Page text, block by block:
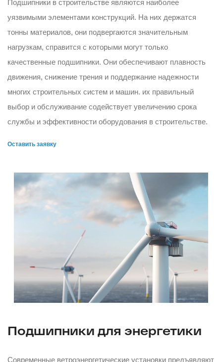
Подшипники в строительстве являются наиболее
уязвимыми элементами конструкций. На них держатся
тонны материалов, они подвергаются значительным
нагрузкам, справится с которыми могут только
качественные подшипники. Они обеспечивают плавность
движения, снижение трения и поддержание надежности
многих строительных систем и машин. их правильный
выбор и обслуживание содействует увеличению срока
службы и эффективности оборудования в строительстве.
Оставить заявку
Подшипники для энергетики
Современные ветроэнергетические установки предъявляют